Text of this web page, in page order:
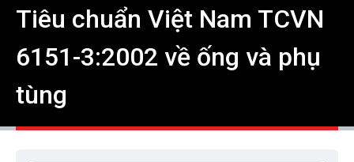
Tiêu chuẩn Việt Nam TCVN
6151-3:2002 về ống và phụ
tùng